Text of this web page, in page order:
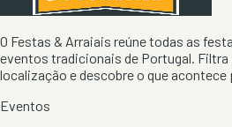
O Festas & Arraiais reúne todas as
eventos tradicionais de Portugal.
localização e descobre o que acontece
Eventos